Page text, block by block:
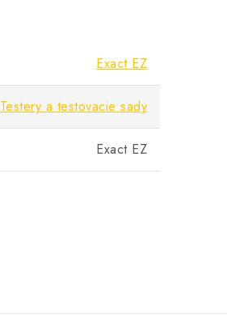
Exact EZ
Testery a testovacie sady
Exact EZ